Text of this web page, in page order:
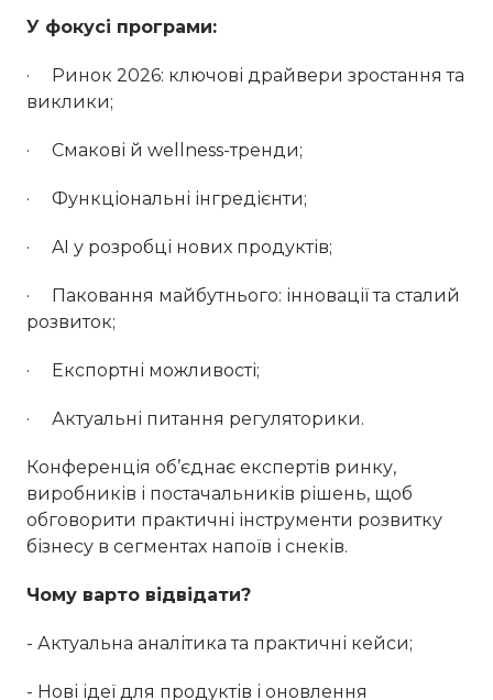
У фокусі програми:
· Ринок 2026: ключові драйвери зростання та
виклики;
· Смакові й wellness-тренди;
· Функціональні інгредієнти;
· AI у розробці нових продуктів;
· Паковання майбутнього: інновації та сталий
розвиток;
· Експортні можливості;
· Актуальні питання регуляторики.
Конференція об’єднає експертів ринку,
виробників і постачальників рішень, щоб
обговорити практичні інструменти розвитку
бізнесу в сегментах напоїв і снеків.
Чому варто відвідати?
- Актуальна аналітика та практичні кейси;
- Нові ідеї для продуктів і оновлення